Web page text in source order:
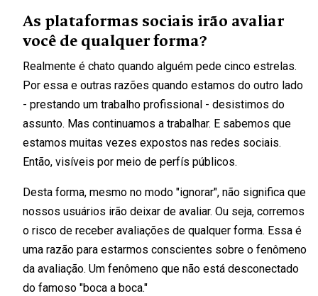
As plataformas sociais irão avaliar
você de qualquer forma?
Realmente é chato quando alguém pede cinco estrelas.
Por essa e outras razões quando estamos do outro lado
- prestando um trabalho profissional - desistimos do
assunto. Mas continuamos a trabalhar. E sabemos que
estamos muitas vezes expostos nas redes sociais.
Então, visíveis por meio de perfís públicos.
Desta forma, mesmo no modo "ignorar", não significa que
nossos usuários irão deixar de avaliar. Ou seja, corremos
o risco de receber avaliações de qualquer forma. Essa é
uma razão para estarmos conscientes sobre o fenômeno
da avaliação. Um fenômeno que não está desconectado
do famoso "boca a boca."